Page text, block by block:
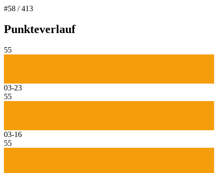
#58 /413
Punkteverlauf
55
03-23
55
03-16
55